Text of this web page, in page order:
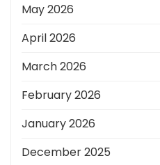
May 2026
April 2026
March 2026
February 2026
January 2026
December 2025